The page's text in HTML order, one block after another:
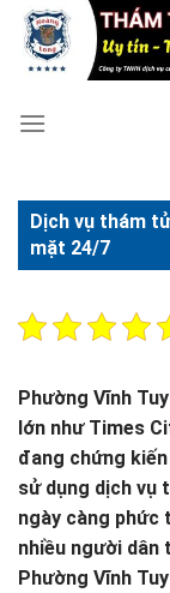
qua
Dịch vụ thám
mặt 24/7
Phường Vĩnh
lớn như Times
đang chứng
sử dụng dịch vụ
ngày càng phức
nhiều người dân
Phường Vĩnh